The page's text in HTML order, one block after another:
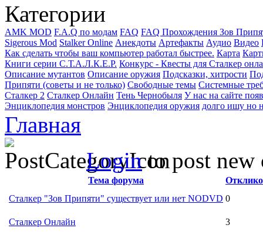
Категории
AMK MOD F.A.Q по модам FAQ FAQ Прохождения Зов
Sigerous Mod Stalker Online Анекдоты Артефакты Аудио Видео
Как сделать чтобы ваш компьютер работал быстрее. Карта
Книги серии С.Т.А.Л.К.Е.Р. Конкурс - Квесты для Сталкер
Описание мутантов Описание оружия Подсказки, хитрости
Припяти (советы и не только) Свободные темы Системные
Сталкер 2 Сталкер Онлайн Тень Чернобыля У нас на сайте
Энциклопедия монстров Энциклопедия оружия долго ишу но
Главная
Loginto post new
Тема форума
Сталкер "Зов Припяти" существует или нет NODVD 0
Сталкер Онлайн 3